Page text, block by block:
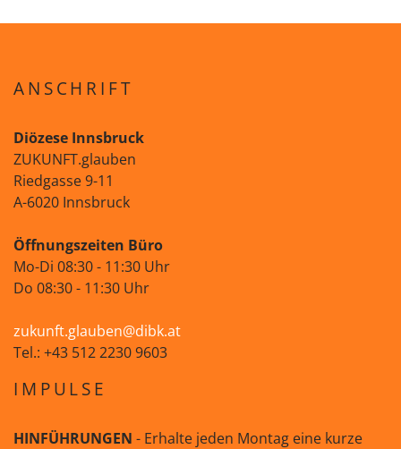
ANSCHRIFT
Diözese Innsbruck
ZUKUNFT.glauben
Riedgasse 9-11
A-6020 Innsbruck
Öffnungszeiten Büro
Mo-Di 08:30 - 11:30 Uhr
Do 08:30 - 11:30 Uhr
zukunft.glauben@dibk.at
Tel.: +43 512 2230 9603
IMPULSE
HINFÜHRUNGEN - Erhalte jeden Montag eine kurze